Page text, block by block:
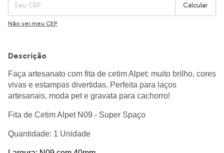
Calcular
Não sei meu CEP
Descrição
Faça artesanato com fita de cetim Alpet: muito brilho, cores
vivas e estampas divertidas. Perfeita para laços
artesanais, moda pet e gravata para cachorro!
Fita de Cetim Alpet N09 - Super Spaço
Quantidade: 1 Unidade